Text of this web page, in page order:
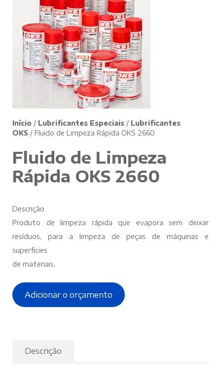
Início / Lubrificantes Especiais / Lubrificantes
OKS / Fluido de Limpeza Rápida OKS 2660
Fluido de Limpeza
Rápida OKS 2660
Descrição
Produto de limpeza rápida que evapora sem deixar
resíduos, para a limpeza de peças de máquinas e
superfícies
de materiais.
Adicionar o orçamento
Descrição